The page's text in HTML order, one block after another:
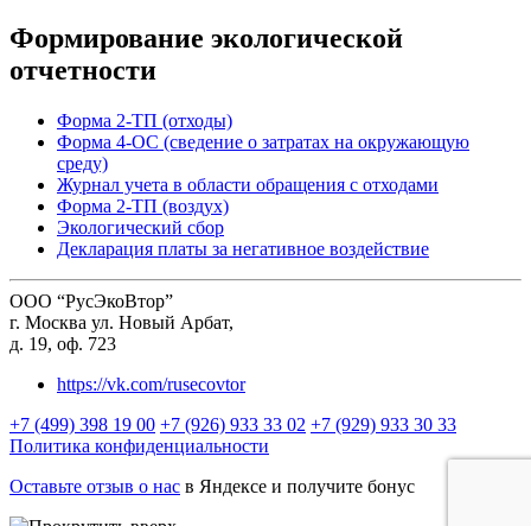
Формирование экологической
отчетности
Форма 2-ТП (отходы)
Форма 4-ОС (сведение о затратах на окружающую
среду)
Журнал учета в области обращения с отходами
Форма 2-ТП (воздух)
Экологический сбор
Декларация платы за негативное воздействие
ООО “РусЭкоВтор”
г. Москва ул. Новый Арбат,
д. 19, оф. 723
https://vk.com/rusecovtor
+7 (499) 398 19 00 +7 (926) 933 33 02 +7 (929) 933 30 33
Политика конфиденциальности
Оставьте отзыв о нас в Яндексе и получите бонус